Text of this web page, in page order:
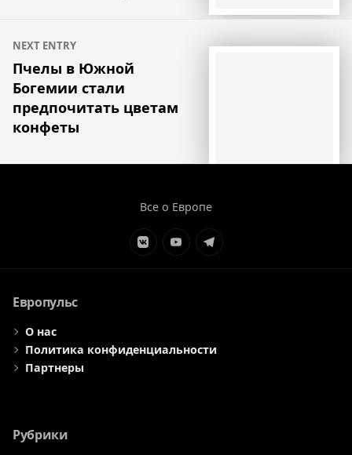
NEXT ENTRY
Пчелы в Южной
Богемии стали
предпочитать цветам
конфеты
Все о Европе
ЭлементЭлементЭлемент
Европульс
О нас
Политика конфиденциальности
Партнеры
Рубрики